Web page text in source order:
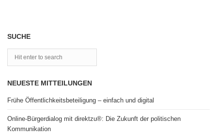
SUCHE
NEUESTE MITTEILUNGEN
Frühe Öffentlichkeitsbeteiligung – einfach und digital
Online-Bürgerdialog mit direktzu®: Die Zukunft der politischen
Kommunikation